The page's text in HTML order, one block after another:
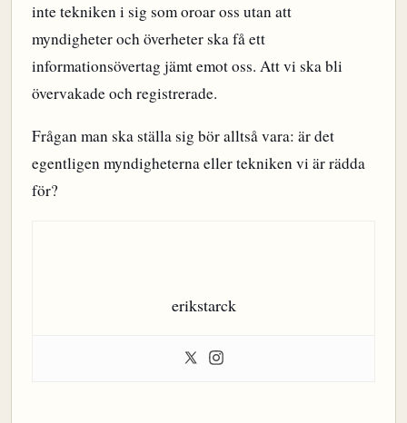
inte tekniken i sig som oroar oss utan att
myndigheter och överheter ska få ett
informationsövertag jämt emot oss. Att vi ska bli
övervakade och registrerade.
Frågan man ska ställa sig bör alltså vara: är det
egentligen myndigheterna eller tekniken vi är rädda
för?
erikstarck